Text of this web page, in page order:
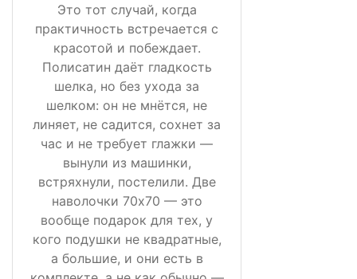
Это тот случай, когда
практичность встречается с
красотой и побеждает.
Полисатин даёт гладкость
шелка, но без ухода за
шелком: он не мнётся, не
линяет, не садится, сохнет за
час и не требует глажки —
вынули из машинки,
встряхнули, постелили. Две
наволочки 70х70 — это
вообще подарок для тех, у
кого подушки не квадратные,
а большие, и они есть в